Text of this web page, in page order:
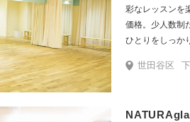
監修の”オリジ
yogaⓇインスト
者）養成講座と
彩なレッスンを
価格。少人数制
ひとりをしっか
寺、戸越銀座の
世田谷区